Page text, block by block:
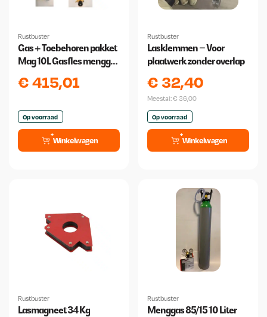
Rustbuster
Gas + Toebehoren pakket
Mag 10L Gasfles menggas
€415,01
Op voorraad
Winkelwagen
Rustbuster
Lasklemmen – Voor
plaatwerk zonder overlap
€ 32,40
Meestal:€ 36,00
Op voorraad
Winkelwagen
Rustbuster
Lasmagneet 34 Kg
Rustbuster
Menggas 85/15 10 Liter